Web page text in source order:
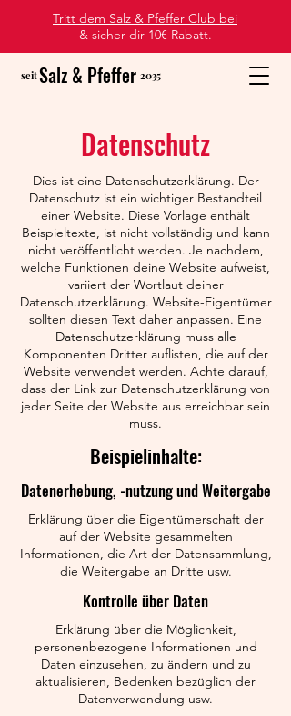
Tritt dem Salz & Pfeffer Club bei
& sicher dir 10€ Rabatt.
seitSalz & Pfeffer 2035
Datenschutz
Dies ist eine Datenschutzerklärung. Der
Datenschutz ist ein wichtiger Bestandteil
einer Website. Diese Vorlage enthält
Beispieltexte, ist nicht vollständig und kann
nicht veröffentlicht werden. Je nachdem,
welche Funktionen deine Website aufweist,
variiert der Wortlaut deiner
Datenschutzerklärung. Website-Eigentümer
sollten diesen Text daher anpassen. Eine
Datenschutzerklärung muss alle
Komponenten Dritter auflisten, die auf der
Website verwendet werden. Achte darauf,
dass der Link zur Datenschutzerklärung von
jeder Seite der Website aus erreichbar sein
muss.
Beispielinhalte:
Datenerhebung, -nutzung und Weitergabe
Erklärung über die Eigentümerschaft der
auf der Website gesammelten
Informationen, die Art der Datensammlung,
die Weitergabe an Dritte usw.
Kontrolle über Daten
Erklärung über die Möglichkeit,
personenbezogene Informationen und
Daten einzusehen, zu ändern und zu
aktualisieren, Bedenken bezüglich der
Datenverwendung usw.